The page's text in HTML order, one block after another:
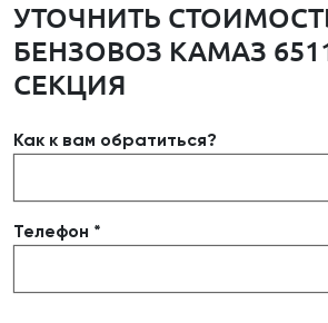
УТОЧНИТЬ
БЕНЗОВОЗ КАМАЗ
СЕКЦИЯ
Как к вам обратиться?
Телефон *